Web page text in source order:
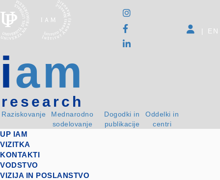
iam
research
Raziskovanje
Mednarodno
sodelovanje
Dogodki in
publikacije
Oddelki in
centri
| EN
UP IAM
VIZITKA
KONTAKTI
VODSTVO
VIZIJA IN POSLANSTVO